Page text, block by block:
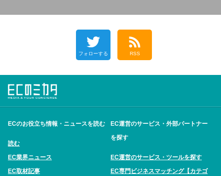
フォローする RSS
ECのお役立ち情報・ニュースを読む
読む
EC業界ニュース
EC取材記事
EC運営のサービス・外部パートナー
を探す
EC運営のサービス・ツールを探す
EC専門ビジネスマッチング【カテゴ